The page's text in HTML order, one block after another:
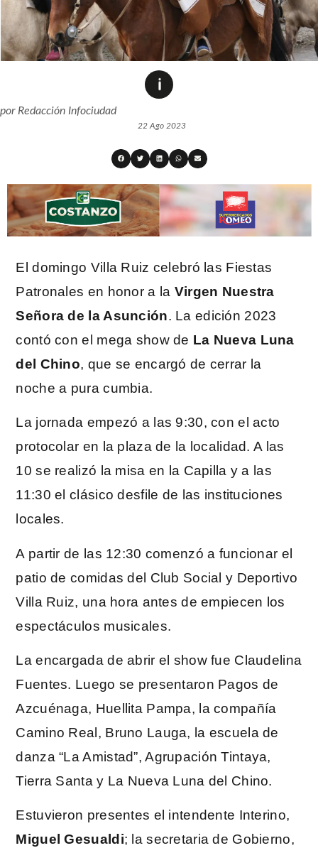
porRedacción Infociudad
22 Ago 2023
El domingo Villa Ruiz celebró las Fiestas
Patronales en honor a la Virgen Nuestra
Señora de la Asunción. La edición 2023
contó con el mega show de La Nueva Luna
del Chino, que se encargó de cerrar la
noche a pura cumbia.
La jornada empezó a las 9:30, con el acto
protocolar en la plaza de la localidad. A las
10 se realizó la misa en la Capilla y a las
11:30 el clásico desfile de las instituciones
locales.
A partir de las 12:30 comenzó a funcionar el
patio de comidas del Club Social y Deportivo
Villa Ruiz, una hora antes de empiecen los
espectáculos musicales.
La encargada de abrir el show fue Claudelina
Fuentes. Luego se presentaron Pagos de
Azcuénaga, Huellita Pampa, la compañía
Camino Real, Bruno Lauga, la escuela de
danza “La Amistad”, Agrupación Tintaya,
Tierra Santa y La Nueva Luna del Chino.
Estuvieron presentes el intendente Interino,
Miguel Gesualdi; la secretaria de Gobierno,